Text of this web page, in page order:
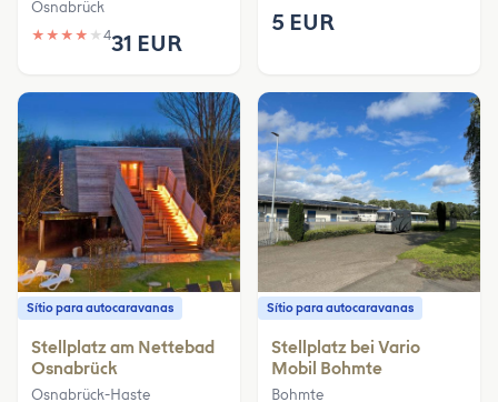
Osnabrück
★ ★ ★ ★ ★ 431 EUR
5 EUR
Sítio para autocaravanas
Stellplatz am Nettebad
Osnabrück
Osnabrück-Haste
Sítio para autocaravanas
Stellplatz bei Vario
Mobil Bohmte
Bohmte